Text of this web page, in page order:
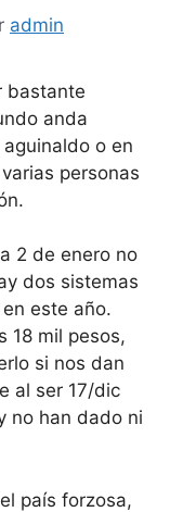
admin
bastante
anda
o en
personas
2 de enero no
dos sistemas
este año.
18 mil pesos,
si nos dan
al ser 17/dic
no han dado ni
país forzosa,